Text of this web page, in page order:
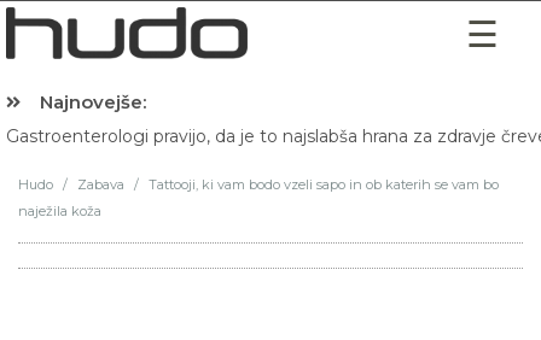
Najnovejše:
Gastroenterologi pravijo, da je to najslabša hrana za zdravje
Hudo / Zabava / Tattooji, ki vam bodo vzeli sapo in ob katerih se vam bo
naježila koža